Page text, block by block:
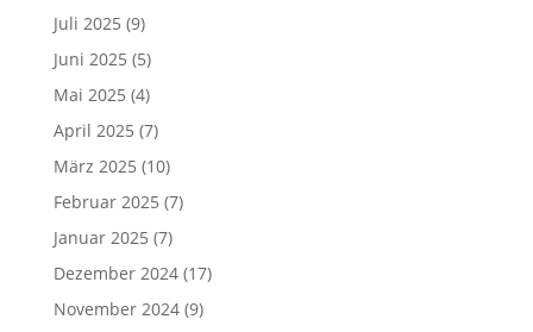
Juli 2025 (9)
Juni 2025 (5)
Mai 2025 (4)
April 2025 (7)
März 2025 (10)
Februar 2025 (7)
Januar 2025 (7)
Dezember 2024(17)
November 2024(9)